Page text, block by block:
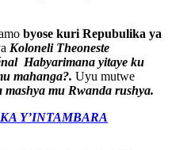
byose kuri Repubulika ya
Koloneli Theoneste
Habyarimana yitaye ku
mahanga?. Uyu mutwe
mashya mu Rwanda rushya.
Y’INTAMBARA